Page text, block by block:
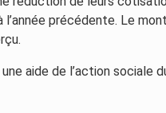
l’année précédente. Le
aide de l’action sociale